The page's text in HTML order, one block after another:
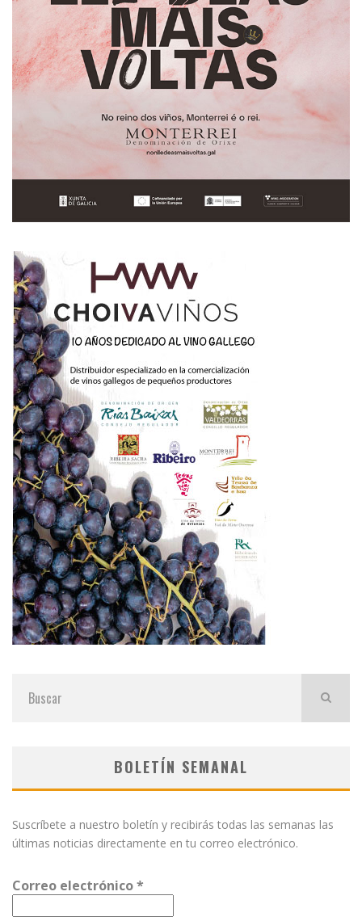
BOLETÍN SEMANAL
Suscríbete a nuestro boletín y recibirás todas las semanas las
últimas noticias directamente en tu correo electrónico.
Correo electrónico*